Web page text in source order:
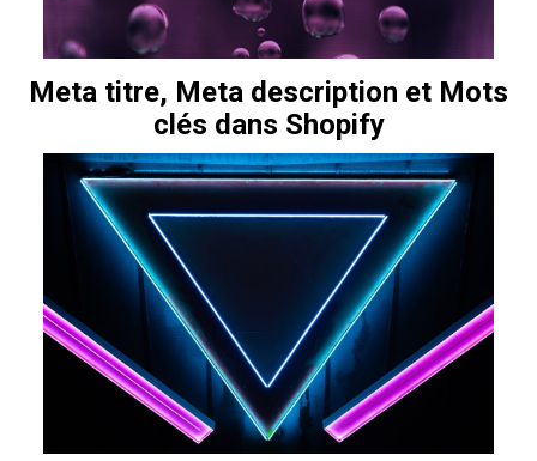
Meta titre, Meta description et Mots
clés dans Shopify